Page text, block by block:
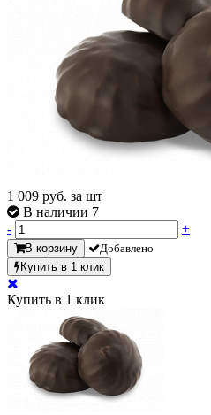
1 009 руб. за шт
В наличии 7
-
+
В корзину
Добавлено
Купить в 1 клик
Купить в 1 клик